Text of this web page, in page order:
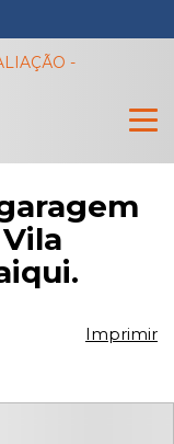
Imprimir